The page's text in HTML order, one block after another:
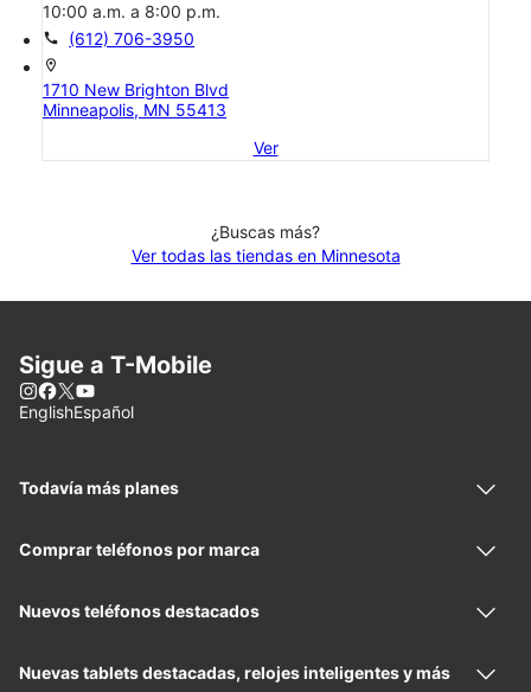
10:00 a.m. a 8:00 p.m.
call (612) 706-3950
location_on
1710 New Brighton Blvd
Minneapolis, MN 55413
Ver
¿Buscas más?
Ver todas las tiendas en Minnesota